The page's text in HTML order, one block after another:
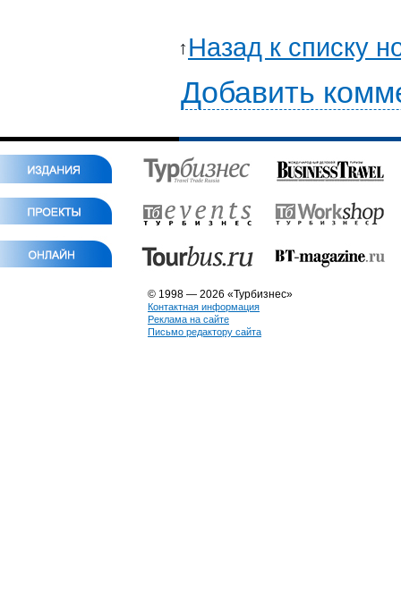
Назад к списку
Добавить
© 1998 — 2026 «Турбизнес»
Контактная информация
Реклама на сайте
Письмо редактору сайта